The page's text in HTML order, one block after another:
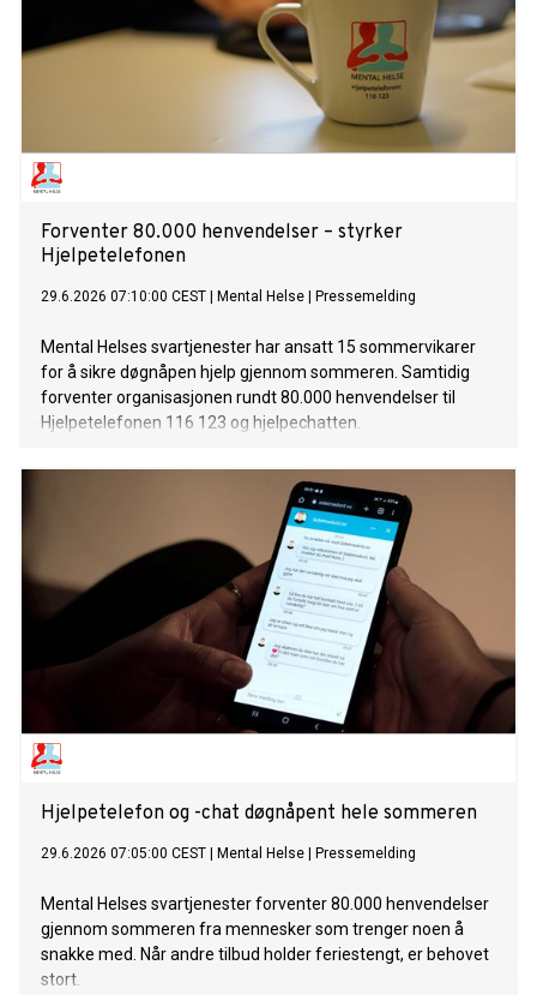
Forventer 80.000 henvendelser – styrker
Hjelpetelefonen
29.6.2026 07:10:00 CEST Mental Helse Pressemelding
Mental Helses svartjenester har ansatt 15 sommervikarer
for å sikre døgnåpen hjelp gjennom sommeren. Samtidig
forventer organisasjonen rundt 80.000 henvendelser til
Hjelpetelefonen 116 123 og hjelpechatten.
Hjelpetelefon og -chat døgnåpent hele sommeren
29.6.2026 07:05:00 CEST Mental Helse Pressemelding
Mental Helses svartjenester forventer 80.000 henvendelser
gjennom sommeren fra mennesker som trenger noen å
snakke med. Når andre tilbud holder feriestengt, er behovet
stort.